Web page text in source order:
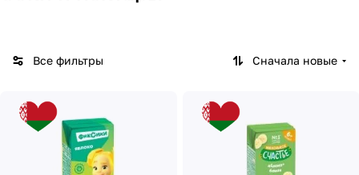
Все фильтры Сначала новые